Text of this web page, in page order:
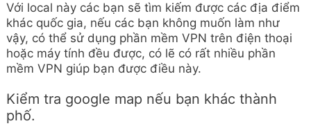
Với local này các bạn sẽ tìm kiếm được các địa điểm
khác quốc gia, nếu các bạn không muốn làm như
vậy, có thể sử dụng phần mềm VPN trên điện thoại
hoặc máy tính đều được, có lẽ có rất nhiều phần
mềm VPN giúp bạn được điều này.
Kiểm tra google map nếu bạn khác thành
phố.